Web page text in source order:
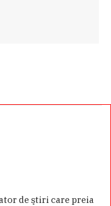
de ştiri care preia